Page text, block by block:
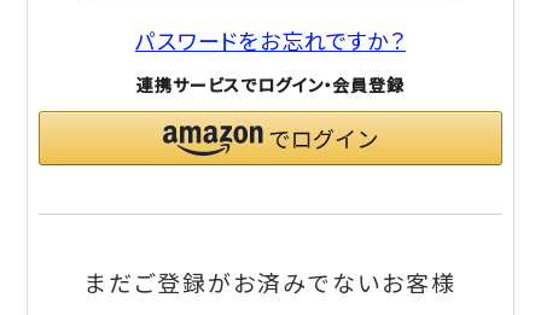
パスワードをお忘れですか？
連携サービスでログイン・会員登録
まだご登録がお済みでないお客様